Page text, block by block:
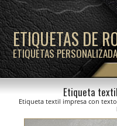
ETIQUETAS DE
ETIQUETAS
Etiqueta
Etiqueta textil impresa con